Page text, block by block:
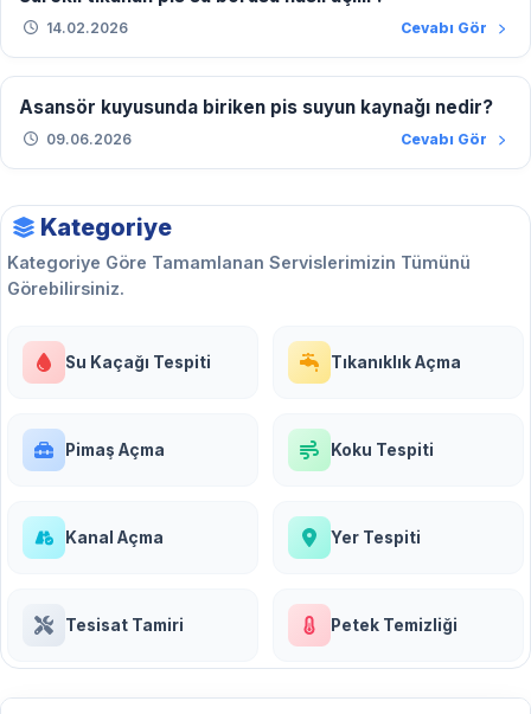
14.02.2026 Cevabı Gör
Asansör kuyusunda biriken pis suyun kaynağı nedir?
09.06.2026 Cevabı Gör
Kategoriye
Kategoriye Göre Tamamlanan Servislerimizin Tümünü
Görebilirsiniz.
Su Kaçağı Tespiti Tıkanıklık Açma
Pimaş Açma Koku Tespiti
Kanal Açma Yer Tespiti
Tesisat Tamiri Petek Temizliği